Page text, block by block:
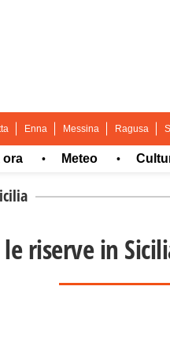
Enna Messina Ragusa
• Meteo • Cultura e
riserve in